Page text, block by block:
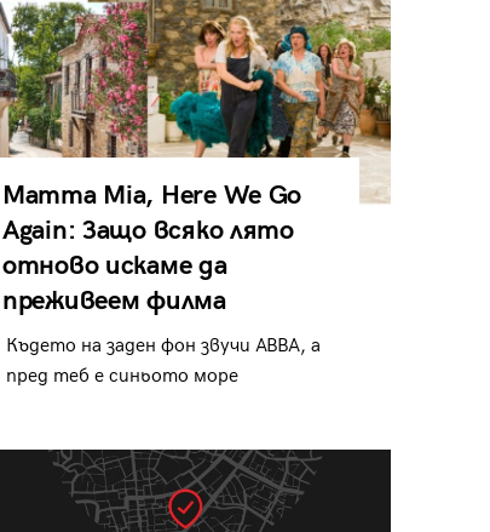
Mamma Mia, Here We Go
Again: Защо всяко лято
отново искаме да
преживеем филма
Където на заден фон звучи ABBA, а
пред теб е синьото море